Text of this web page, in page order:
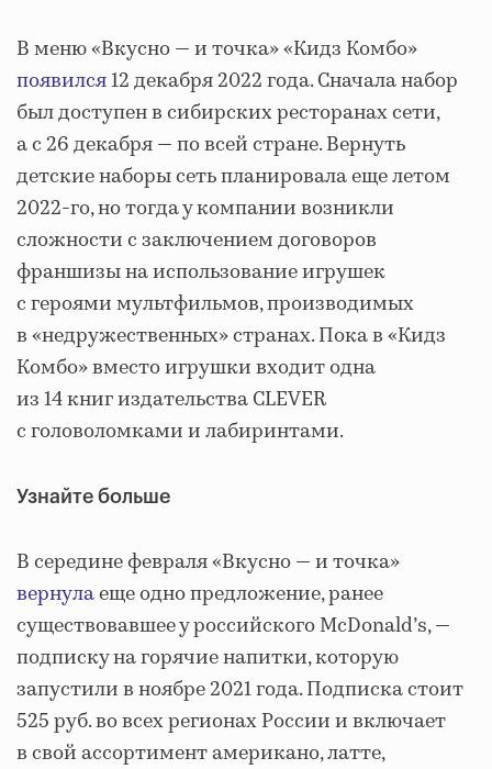
В меню «Вкусно — и точка» «Кидз Комбо»
появился12 декабря 2022 года. Сначала набор
был доступен в сибирских ресторанах сети,
а с 26 декабря — по всей стране. Вернуть
детские наборы сеть планировала еще летом
2022-го, но тогда у компании возникли
сложности с заключением договоров
франшизы на использование игрушек
с героями мультфильмов, производимых
в «недружественных» странах. Пока в «Кидз
Комбо» вместо игрушки входит одна
из 14 книг издательства CLEVER
с головоломками и лабиринтами.
Узнайте больше
В середине февраля «Вкусно — и точка»
вернулаеще одно предложение, ранее
существовавшее у российского McDonald’s, —
подписку на горячие напитки, которую
запустили в ноябре 2021 года. Подписка стоит
525 руб. во всех регионах России и включает
в свой ассортимент американо, латте,